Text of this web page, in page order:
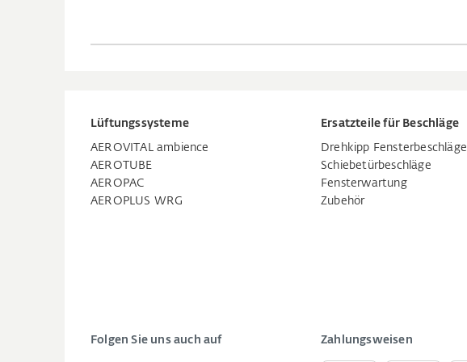
Lüftungssysteme
AEROVITAL ambience
AEROTUBE
AEROPAC
AEROPLUS WRG
Ersatzteile für Beschläge
Drehkipp Fensterbeschläge
Schiebetürbeschläge
Fensterwartung
Zubehör
Folgen Sie uns auch auf Zahlungsweisen